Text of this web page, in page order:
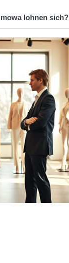
lohnen sich?